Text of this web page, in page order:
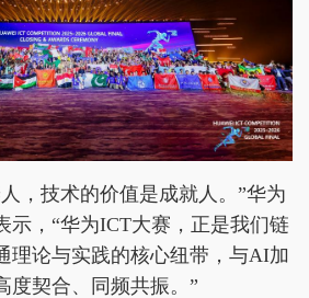
，技术的价值是成就人。”华为
示，“华为ICT大赛，正是我们链
理论与实践的核心纽带，与AI加
度契合、同频共振。”